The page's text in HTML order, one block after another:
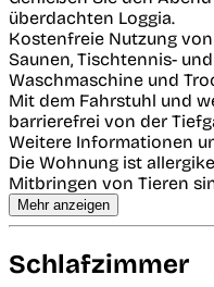
überdachten Loggia.
Kostenfreie Nutzung
Saunen, Tischtennis-
Waschmaschine und
Mit dem Fahrstuhl und
barrierefrei von der
Weitere Informationen
Die Wohnung ist
Mitbringen von Tieren
Mehr anzeigen
Schlafzimmer